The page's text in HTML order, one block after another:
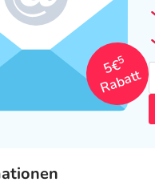
5€
5
Rabatt